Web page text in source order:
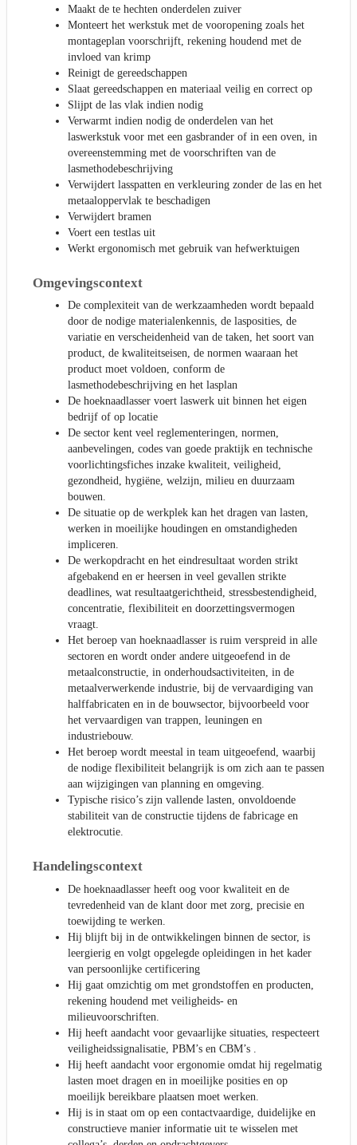
Maakt de te hechten onderdelen zuiver
Monteert het werkstuk met de vooropening zoals het
montageplan voorschrijft, rekening houdend met de
invloed van krimp
Reinigt de gereedschappen
Slaat gereedschappen en materiaal veilig en correct op
Slijpt de las vlak indien nodig
Verwarmt indien nodig de onderdelen van het
laswerkstuk voor met een gasbrander of in een oven, in
overeenstemming met de voorschriften van de
lasmethodebeschrijving
Verwijdert lasspatten en verkleuring zonder de las en het
metaaloppervlak te beschadigen
Verwijdert bramen
Voert een testlas uit
Werkt ergonomisch met gebruik van hefwerktuigen
Omgevingscontext
De complexiteit van de werkzaamheden wordt bepaald
door de nodige materialenkennis, de lasposities, de
variatie en verscheidenheid van de taken, het soort van
product, de kwaliteitseisen, de normen waaraan het
product moet voldoen, conform de
lasmethodebeschrijving en het lasplan
De hoeknaadlasser voert laswerk uit binnen het eigen
bedrijf of op locatie
De sector kent veel reglementeringen, normen,
aanbevelingen, codes van goede praktijk en technische
voorlichtingsfiches inzake kwaliteit, veiligheid,
gezondheid, hygiëne, welzijn, milieu en duurzaam
bouwen.
De situatie op de werkplek kan het dragen van lasten,
werken in moeilijke houdingen en omstandigheden
impliceren.
De werkopdracht en het eindresultaat worden strikt
afgebakend en er heersen in veel gevallen strikte
deadlines, wat resultaatgerichtheid, stressbestendigheid,
concentratie, flexibiliteit en doorzettingsvermogen
vraagt.
Het beroep van hoeknaadlasser is ruim verspreid in alle
sectoren en wordt onder andere uitgeoefend in de
metaalconstructie, in onderhoudsactiviteiten, in de
metaalverwerkende industrie, bij de vervaardiging van
halffabricaten en in de bouwsector, bijvoorbeeld voor
het vervaardigen van trappen, leuningen en
industriebouw.
Het beroep wordt meestal in team uitgeoefend, waarbij
de nodige flexibiliteit belangrijk is om zich aan te passen
aan wijzigingen van planning en omgeving.
Typische risico’s zijn vallende lasten, onvoldoende
stabiliteit van de constructie tijdens de fabricage en
elektrocutie.
Handelingscontext
De hoeknaadlasser heeft oog voor kwaliteit en de
tevredenheid van de klant door met zorg, precisie en
toewijding te werken.
Hij blijft bij in de ontwikkelingen binnen de sector, is
leergierig en volgt opgelegde opleidingen in het kader
van persoonlijke certificering
Hij gaat omzichtig om met grondstoffen en producten,
rekening houdend met veiligheids- en
milieuvoorschriften.
Hij heeft aandacht voor gevaarlijke situaties, respecteert
veiligheidssignalisatie, PBM’s en CBM’s .
Hij heeft aandacht voor ergonomie omdat hij regelmatig
lasten moet dragen en in moeilijke posities en op
moeilijk bereikbare plaatsen moet werken.
Hij is in staat om op een contactvaardige, duidelijke en
constructieve manier informatie uit te wisselen met